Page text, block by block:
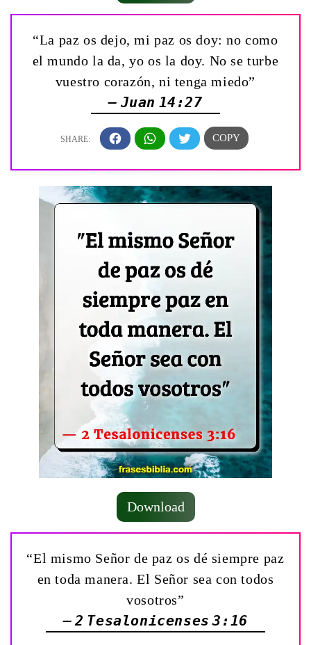
“La paz os dejo, mi paz os doy: no como
el mundo la da, yo os la doy. No se turbe
vuestro corazón, ni tenga miedo”
— Juan 14:27
Download
“El mismo Señor de paz os dé siempre paz
en toda manera. El Señor sea con todos
vosotros”
— 2 Tesalonicenses 3:16